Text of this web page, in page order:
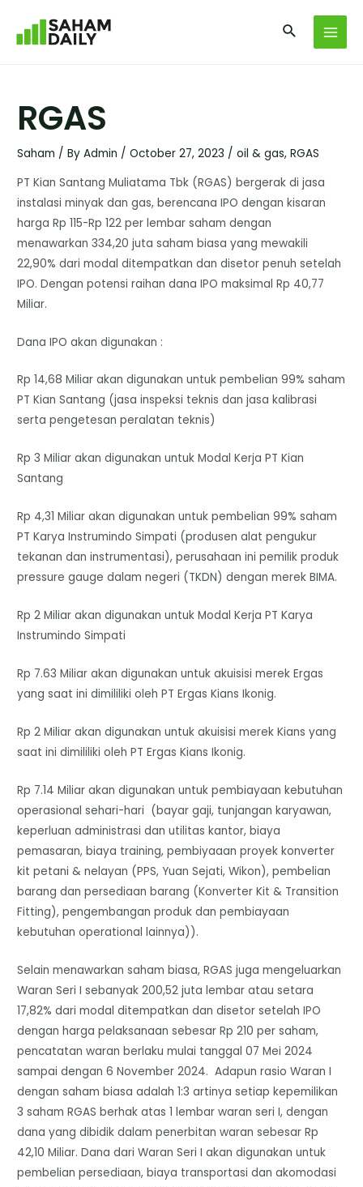
RGAS
Saham / ByAdmin /October 27, 2023 /oil & gas,RGAS
PT Kian Santang Muliatama Tbk (RGAS) bergerak di jasa
instalasi minyak dan gas, berencana IPO dengan kisaran
harga Rp 115-Rp 122 per lembar saham dengan
menawarkan 334,20 juta saham biasa yang mewakili
22,90% dari modal ditempatkan dan disetor penuh setelah
IPO. Dengan potensi raihan dana IPO maksimal Rp 40,77
Miliar.
Dana IPO akan digunakan :
Rp 14,68 Miliar akan digunakan untuk pembelian 99% saham
PT Kian Santang (jasa inspeksi teknis dan jasa kalibrasi
serta pengetesan peralatan teknis)
Rp 3 Miliar akan digunakan untuk Modal Kerja PT Kian
Santang
Rp 4,31 Miliar akan digunakan untuk pembelian 99% saham
PT Karya Instrumindo Simpati (produsen alat pengukur
tekanan dan instrumentasi), perusahaan ini pemilik produk
pressure gauge dalam negeri (TKDN) dengan merek BIMA.
Rp 2 Miliar akan digunakan untuk Modal Kerja PT Karya
Instrumindo Simpati
Rp 7.63 Miliar akan digunakan untuk akuisisi merek Ergas
yang saat ini dimililiki oleh PT Ergas Kians Ikonig.
Rp 2 Miliar akan digunakan untuk akuisisi merek Kians yang
saat ini dimililiki oleh PT Ergas Kians Ikonig.
Rp 7.14 Miliar akan digunakan untuk pembiayaan kebutuhan
operasional sehari-hari (bayar gaji, tunjangan karyawan,
keperluan administrasi dan utilitas kantor, biaya
pemasaran, biaya training, pembiyaaan proyek konverter
kit petani & nelayan (PPS, Yuan Sejati, Wikon), pembelian
barang dan persediaan barang (Konverter Kit & Transition
Fitting), pengembangan produk dan pembiayaan
kebutuhan operational lainnya)).
Selain menawarkan saham biasa, RGAS juga mengeluarkan
Waran Seri I sebanyak 200,52 juta lembar atau setara
17,82% dari modal ditempatkan dan disetor setelah IPO
dengan harga pelaksanaan sebesar Rp 210 per saham,
pencatatan waran berlaku mulai tanggal 07 Mei 2024
sampai dengan 6 November 2024. Adapun rasio Waran I
dengan saham biasa adalah 1:3 artinya setiap kepemilikan
3 saham RGAS berhak atas 1 lembar waran seri I, dengan
dana yang dibidik dalam penerbitan waran sebesar Rp
42,10 Miliar. Dana dari Waran Seri I akan digunakan untuk
pembelian persediaan, biaya transportasi dan akomodasi